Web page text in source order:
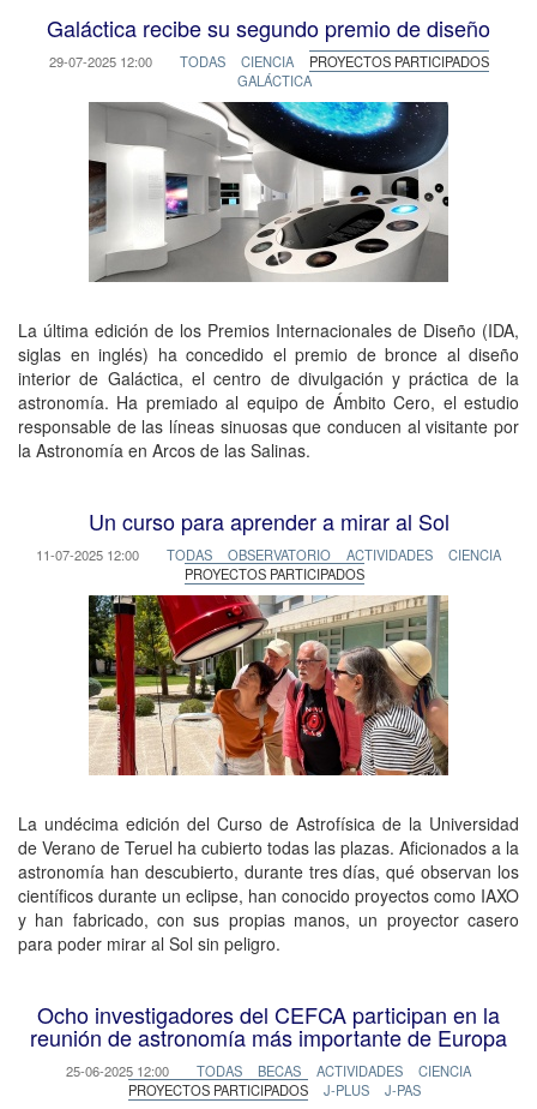
Galáctica recibe su segundo premio de diseño
29-07-2025 12:00 TODAS CIENCIA
PROYECTOS PARTICIPADOS
GALÁCTICA
La última edición de los Premios Internacionales de Diseño (IDA,
siglas en inglés) ha concedido el premio de bronce al diseño
interior de Galáctica, el centro de divulgación y práctica de la
astronomía. Ha premiado al equipo de Ámbito Cero, el estudio
responsable de las líneas sinuosas que conducen al visitante por
la Astronomía en Arcos de las Salinas.
Un curso para aprender a mirar al Sol
11-07-2025 12:00 TODAS OBSERVATORIO ACTIVIDADES
CIENCIA
PROYECTOS PARTICIPADOS
La undécima edición del Curso de Astrofísica de la Universidad
de Verano de Teruel ha cubierto todas las plazas. Aficionados a la
astronomía han descubierto, durante tres días, qué observan los
científicos durante un eclipse, han conocido proyectos como IAXO
y han fabricado, con sus propias manos, un proyector casero
para poder mirar al Sol sin peligro.
Ocho investigadores del CEFCA participan en la
reunión de astronomía más importante de Europa
25-06-2025 12:00 TODAS BECAS ACTIVIDADES
CIENCIA
PROYECTOS PARTICIPADOS
J-PLUS J-PAS